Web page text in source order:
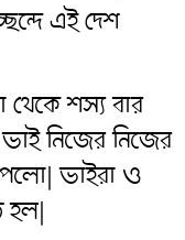
এই দেশ
থেকে শস্য বার
নিজের নিজের
ভাইরা ও
হল|